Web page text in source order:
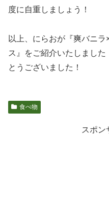
度に自重しましょう！
以上、にらおが『爽バニ
ス』をご紹介いたしまし
とうございました！
食べ物
スポン